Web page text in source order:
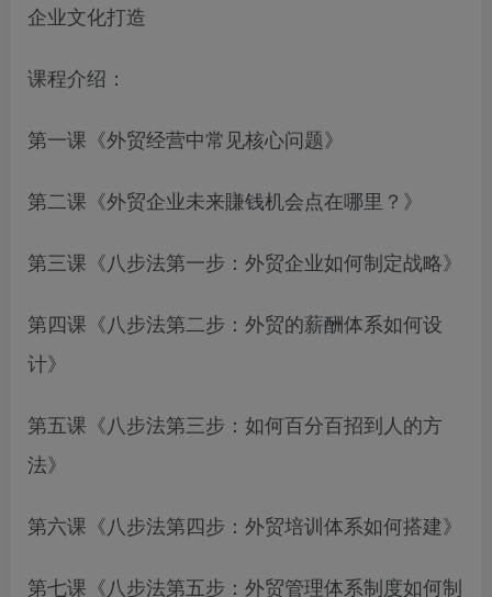
企业文化打造
课程介绍：
第一课《外贸经营中常见核心问题》
第二课《外贸企业未来賺钱机会点在哪里？》
第三课《八步法第一步：外贸企业如何制定战略》
第四课《八步法第二步：外贸的薪酬体系如何设
计》
第五课《八步法第三步：如何百分百招到人的方
法》
第六课《八步法第四步：外贸培训体系如何搭建》
第七课《八步法第五步：外贸管理体系制度如何制